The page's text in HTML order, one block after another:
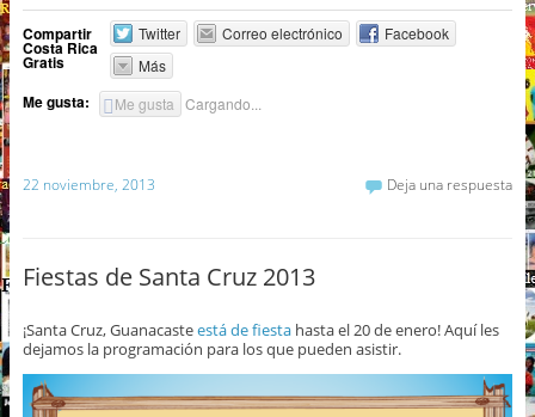
Compartir
Costa Rica
Gratis
Twitter Correo electrónico
Facebook
Más
Me gusta: Me gusta Cargando...
22 noviembre, 2013 Deja una respuesta
Fiestas de Santa Cruz 2013
¡Santa Cruz, Guanacasteestá de fiestahasta el 20 de enero! Aquí les
dejamos la programación para los que pueden asistir.